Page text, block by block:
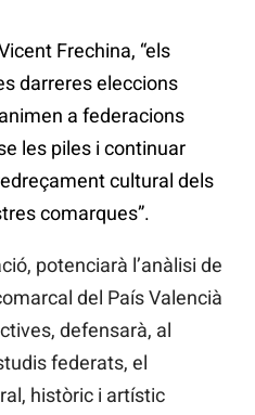
Frechina, “els
darreres eleccions
a federacions
les piles i continuar
cultural dels
comarques”.
potenciarà l’anàlisi de
del País Valencià
defensarà, al
federats, el
històric i artístic